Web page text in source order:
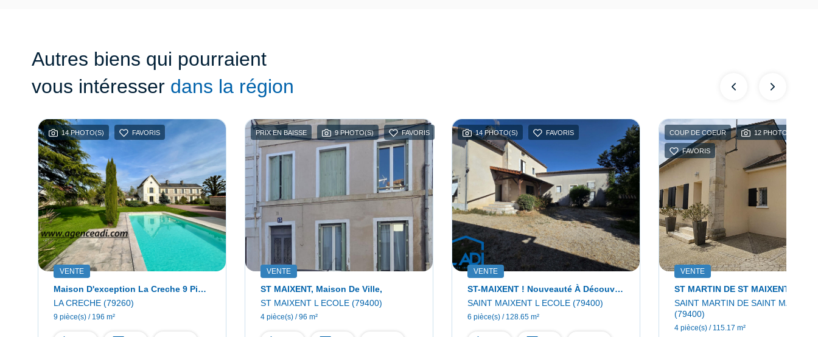
Autres biens qui pourraient
vous intéresser dans la région
14 PHOTO(S) FAVORIS
VENTE
Maison D'exception La Creche 9 Pièce(s) 196 M2
LA CRECHE (79260)
9 pièce(s) / 196 m²
PRIX EN BAISSE 9 PHOTO(S) FAVORIS
VENTE
ST MAIXENT, Maison De Ville,
ST MAIXENT L ECOLE (79400)
4 pièce(s) / 96 m²
14 PHOTO(S) FAVORIS
VENTE
ST-MAIXENT ! Nouveauté À Découvrir !
SAINT MAIXENT L ECOLE (79400)
6 pièce(s) / 128.65 m²
COUP DE COEUR 12 PHOTO(S)
FAVORIS
VENTE
SAINT MARTIN DE SAINT MAIXENT
(79400)
4 pièce(s) / 115.17 m²